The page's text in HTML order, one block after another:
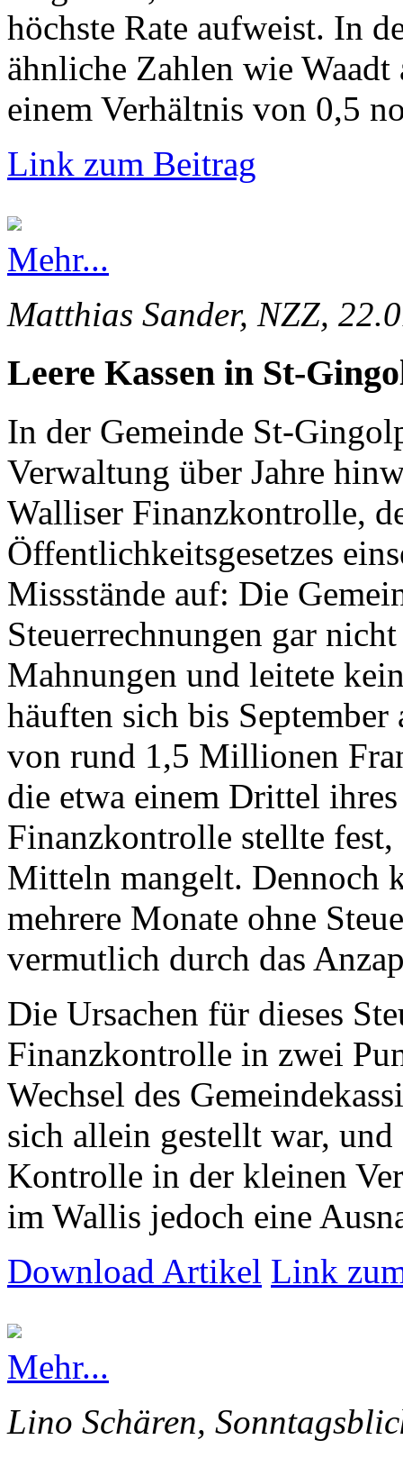
höchste Rate aufweist. In
ähnliche Zahlen wie
einem Verhältnis von 0,5
Link zum Beitrag
Mehr...
Matthias Sander, NZZ,
Leere Kassen in St-
In der Gemeinde St-
Verwaltung über Jahre
Walliser Finanzkontrolle,
Öffentlichkeitsgesetzes
Missstände auf: Die
Steuerrechnungen gar
Mahnungen und leitete
häuften sich bis September
von rund 1,5 Millionen
die etwa einem Drittel
Finanzkontrolle stellte
Mitteln mangelt. Dennoch
mehrere Monate ohne
vermutlich durch das
Die Ursachen für dieses
Finanzkontrolle in zwei
Wechsel des
sich allein gestellt war,
Kontrolle in der kleinen
im Wallis jedoch eine
Download Artikel Link
Mehr...
Lino Schären,